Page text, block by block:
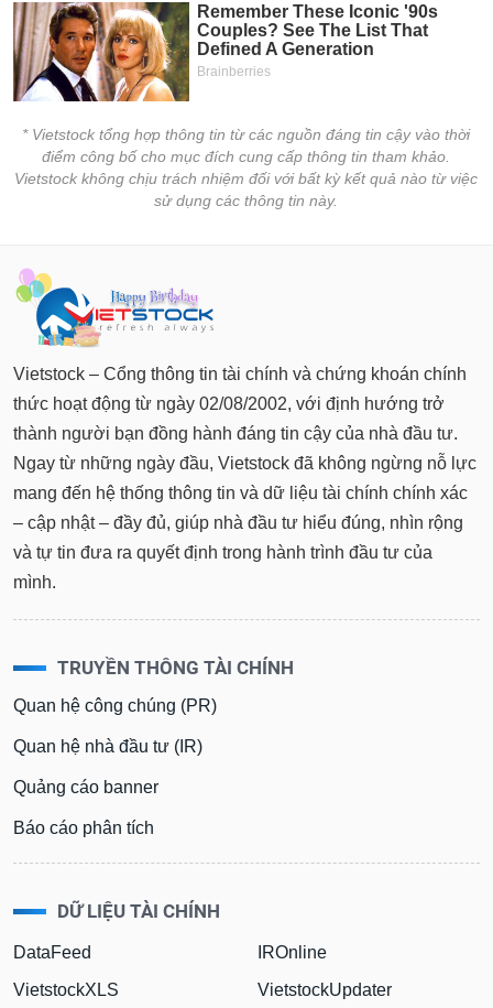
* Vietstock tổng hợp thông tin từ các nguồn đáng tin cậy vào thời
điểm công bố cho mục đích cung cấp thông tin tham khảo.
Vietstock không chịu trách nhiệm đối với bất kỳ kết quả nào từ việc
sử dụng các thông tin này.
Vietstock – Cổng thông tin tài chính và chứng khoán chính
thức hoạt động từ ngày 02/08/2002, với định hướng trở
thành người bạn đồng hành đáng tin cậy của nhà đầu tư.
Ngay từ những ngày đầu, Vietstock đã không ngừng nỗ lực
mang đến hệ thống thông tin và dữ liệu tài chính chính xác
– cập nhật – đầy đủ, giúp nhà đầu tư hiểu đúng, nhìn rộng
và tự tin đưa ra quyết định trong hành trình đầu tư của
mình.
TRUYỀN THÔNG TÀI CHÍNH
Quan hệ công chúng (PR)
Quan hệ nhà đầu tư (IR)
Quảng cáo banner
Báo cáo phân tích
DỮ LIỆU TÀI CHÍNH
DataFeed
VietstockXLS
IROnline
VietstockUpdater
cụ
tư
Truyền
thông
chính
Dữ
liệu
tài
chính